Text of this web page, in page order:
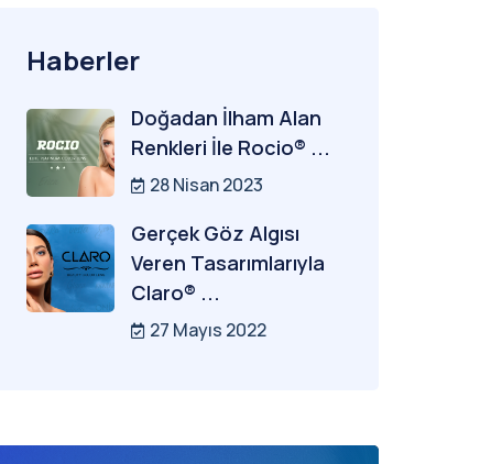
Haberler
Doğadan İlham Alan
Renkleri İle Rocio® ...
28 Nisan 2023
Gerçek Göz Algısı
Veren Tasarımlarıyla
Claro® ...
27 Mayıs 2022